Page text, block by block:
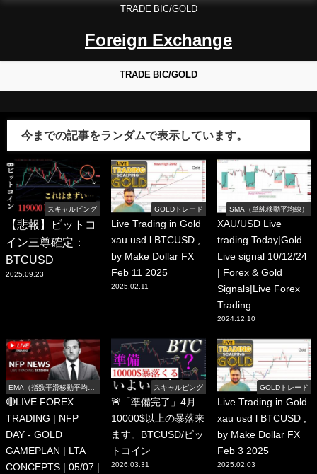
TRADE BIC/GOLD
Foreign Exchange
TRADE BIC/GOLD
今までの記事をランダムで表示しています。
スキャルピング
【悲報】ビットコ
イン三尊確定：
BTCUSD
2025.09.23
GOLDトレード
Live Trading in Gold
xau usd l BTCUSD ,
by Make Dollar FX
Feb 11 2025
2025.02.11
SMA（単純移動平均線）
XAU/USD Live
trading Today|Gold
Live signal 10/12/24
| Forex & Gold
Signals|Live Forex
Trading
2024.12.10
EMA（指数平滑移動平均
線）
🔴LIVE FOREX
TRADING | NFP
DAY - GOLD
GAMEPLAN | LTA
CONCEPTS | 05/07 |
スキャルピング
🚨「準備完了」4月
10000$以上の暴落来
ます。BTCUSD/ビッ
トコイン
2026.03.31
GOLDトレード
Live Trading in Gold
xau usd l BTCUSD ,
by Make Dollar FX
Feb 3 2025
2025.02.03